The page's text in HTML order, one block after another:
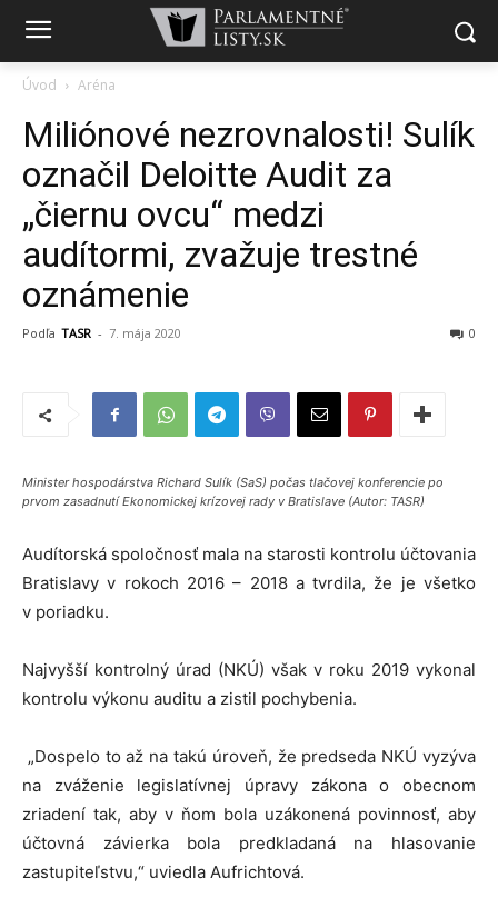
Úvod Aréna
Miliónové nezrovnalosti! Sulík
označil Deloitte Audit za
„čiernu ovcu“ medzi
audítormi, zvažuje trestné
oznámenie
Podľa TASR - 7. mája 2020 0
Minister hospodárstva Richard Sulík (SaS) počas tlačovej konferencie po
prvom zasadnutí Ekonomickej krízovej rady v Bratislave (Autor: TASR)
Audítorská spoločnosť mala na starosti kontrolu účtovania
Bratislavy v rokoch 2016 – 2018 a tvrdila, že je všetko
v poriadku.
Najvyšší kontrolný úrad (NKÚ) však v roku 2019 vykonal
kontrolu výkonu auditu a zistil pochybenia.
„Dospelo to až na takú úroveň, že predseda NKÚ vyzýva
na zváženie legislatívnej úpravy zákona o obecnom
zriadení tak, aby v ňom bola uzákonená povinnosť, aby
účtovná závierka bola predkladaná na hlasovanie
zastupiteľstvu,“ uviedla Aufrichtová.